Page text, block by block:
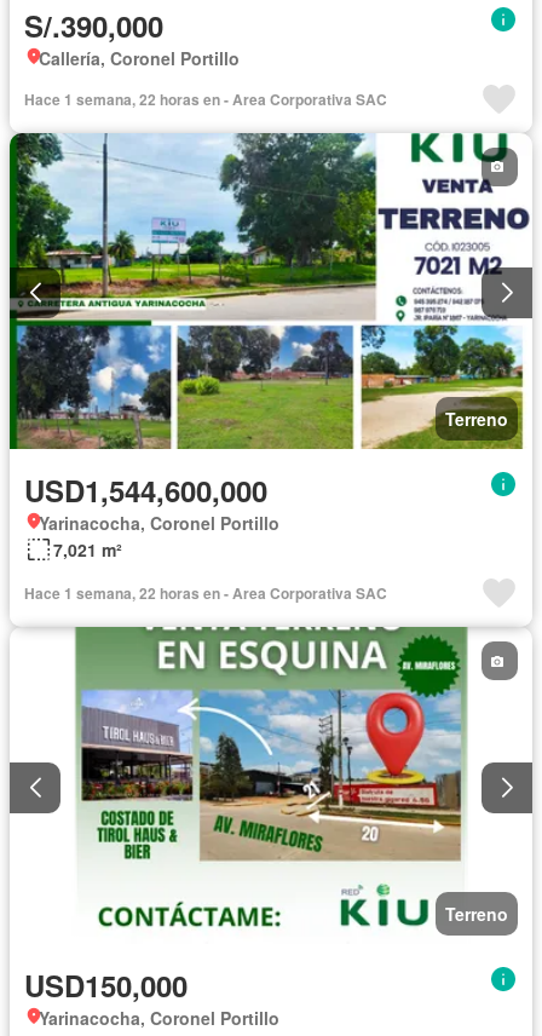
S/.390,000
Callería, Coronel Portillo
Hace 1 semana, 22 horas en - Area Corporativa SAC
Terreno
USD1,544,600,000
Yarinacocha, Coronel Portillo
7,021 m²
Hace 1 semana, 22 horas en - Area Corporativa SAC
Terreno
USD150,000
Yarinacocha, Coronel Portillo